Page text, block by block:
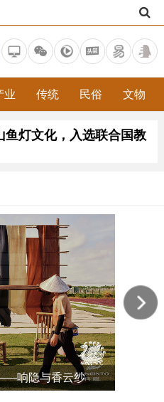
业 传统 民俗 文物
鱼灯文化，入选联合国教
响隐与香云纱